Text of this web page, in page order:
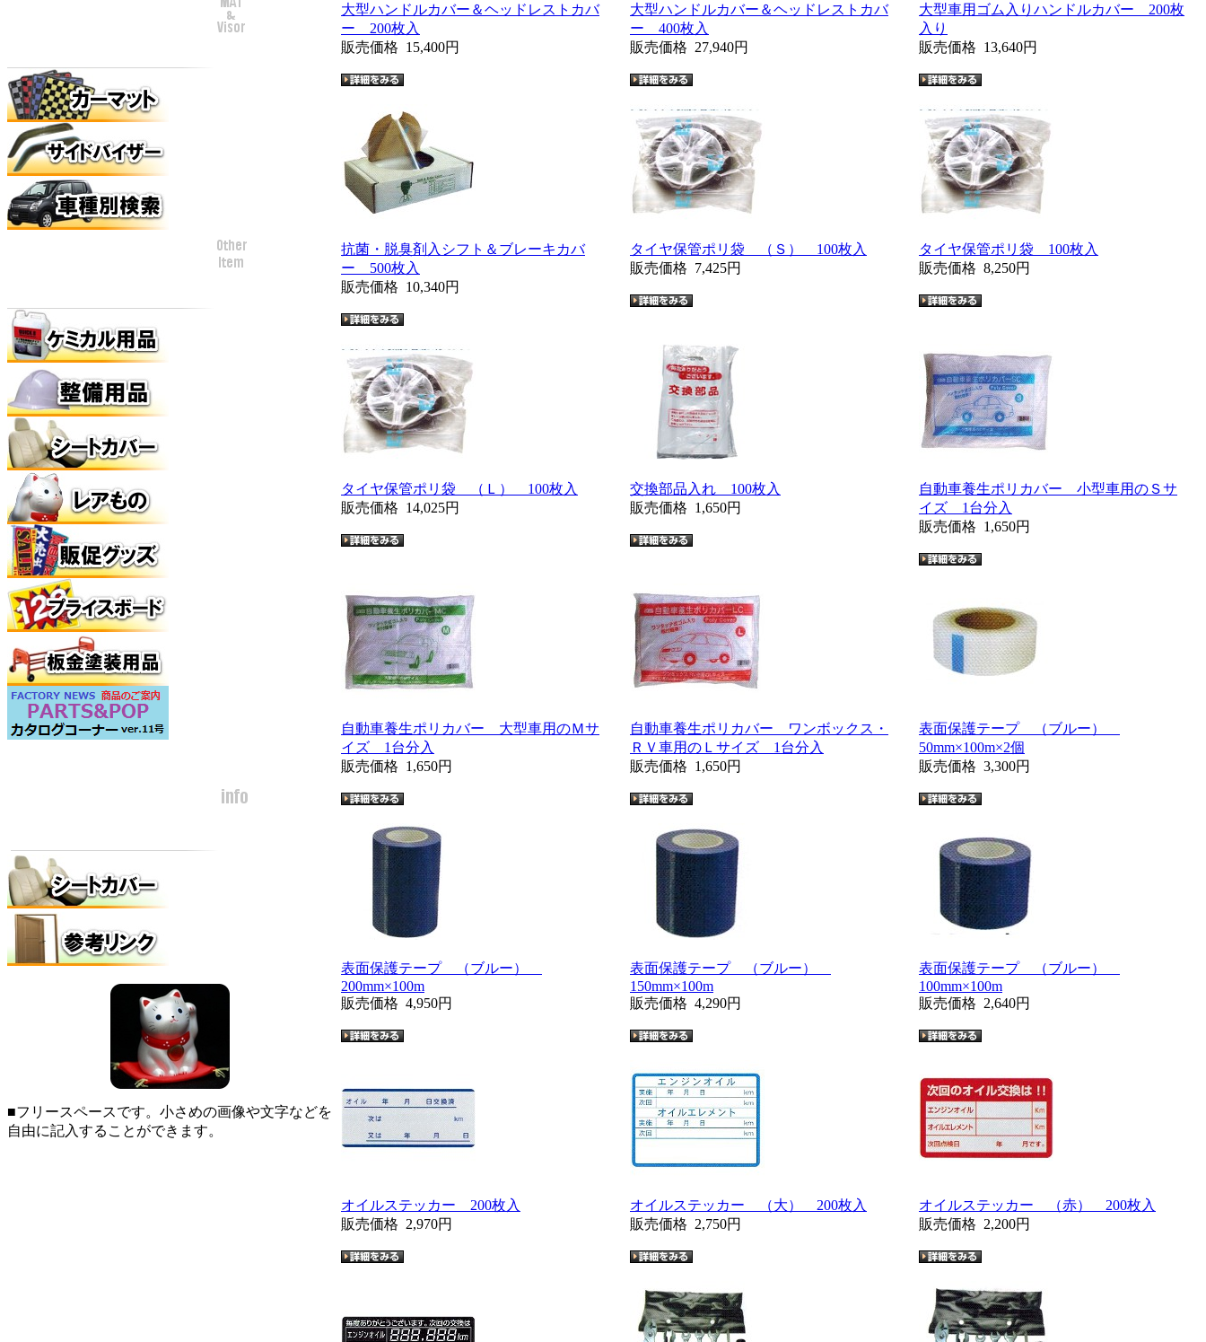
■フリースペースです。小さめの画像や文字などを
自由に記入することができます。
大型ハンドルカバー＆ヘッドレストカバ
ー 200枚入
販売価格 15,400円
大型ハンドルカバー＆ヘッドレストカバ
ー 400枚入
販売価格 27,940円
大型車用ゴム入りハンドルカバー 200枚
入り
販売価格 13,640円
抗菌・脱臭剤入シフト＆ブレーキカバ
ー 500枚入
販売価格 10,340円
タイヤ保管ポリ袋 （Ｓ） 100枚入
販売価格 7,425円
タイヤ保管ポリ袋 100枚入
販売価格 8,250円
タイヤ保管ポリ袋 （Ｌ） 100枚入
販売価格 14,025円
交換部品入れ 100枚入
販売価格 1,650円
自動車養生ポリカバー 小型車用のＳサ
イズ 1台分入
販売価格 1,650円
自動車養生ポリカバー 大型車用のＭサ
イズ 1台分入
販売価格 1,650円
自動車養生ポリカバー ワンボックス・
ＲＶ車用のＬサイズ 1台分入
販売価格 1,650円
表面保護テープ （ブルー）
50mm×100m×2個
販売価格 3,300円
表面保護テープ （ブルー）
200mm×100m
販売価格 4,950円
表面保護テープ （ブルー）
150mm×100m
販売価格 4,290円
表面保護テープ （ブルー）
100mm×100m
販売価格 2,640円
オイルステッカー 200枚入
販売価格 2,970円
オイルステッカー （大） 200枚入
販売価格 2,750円
オイルステッカー （赤） 200枚入
販売価格 2,200円